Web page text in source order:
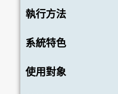
執行方法
系統特色
使用對象